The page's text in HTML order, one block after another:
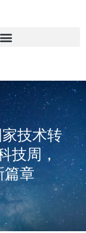
技术转
技周，
篇章